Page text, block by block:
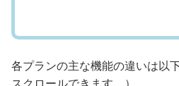
各プランの主な機能の違いは以
スクロールできます。）